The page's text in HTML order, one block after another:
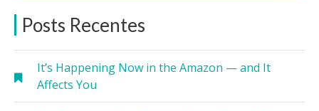
Posts Recentes
It’s Happening Now in the Amazon — and It
Affects You